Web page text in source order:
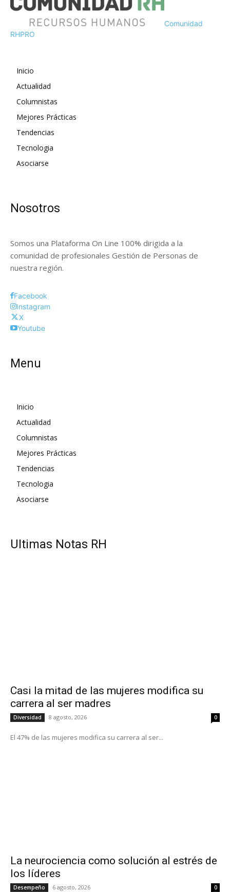
Comunidad
RHPRO
Inicio
Actualidad
Columnistas
Mejores Prácticas
Tendencias
Tecnologia
Asociarse
Nosotros
Somos una Plataforma On Line 100% dirigida a la
comunidad de profesionales Gestión de Personas de
nuestra región.
Facebook
Instagram
X
Youtube
Menu
Inicio
Actualidad
Columnistas
Mejores Prácticas
Tendencias
Tecnologia
Asociarse
UItimas Notas RH
Casi la mitad de las mujeres modifica su
carrera al ser madres
Diversidad 8 agosto, 2026 0
El 47% de las mujeres modifica su carrera al ser...
La neurociencia como solución al estrés de
los líderes
Desempeño 6 agosto, 2026 0